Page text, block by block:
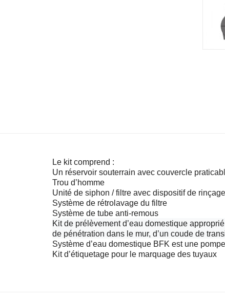
Le kit comprend :
Un réservoir souterrain avec couvercle
Trou d’homme
Unité de siphon / filtre avec dispositif de
Système de rétrolavage du filtre
Système de tube anti-remous
Kit de prélèvement d’eau domestique
de pénétration dans le mur, d’un coude de
Système d’eau domestique BFK est une
Kit d’étiquetage pour le marquage des tuyaux